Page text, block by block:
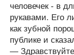
человечек - в
рукавами. Его
как зубной
публике и
—